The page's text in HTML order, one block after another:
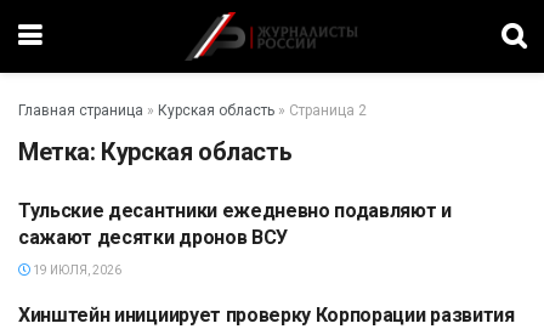
Главная страница » Курская область » Страница 2
Метка: Курская область
ПОЛИТИКА
Тульские десантники ежедневно подавляют и
сажают десятки дронов ВСУ
19 ИЮЛЯ, 2026
ПОЛИТИКА
Хинштейн инициирует проверку Корпорации развития